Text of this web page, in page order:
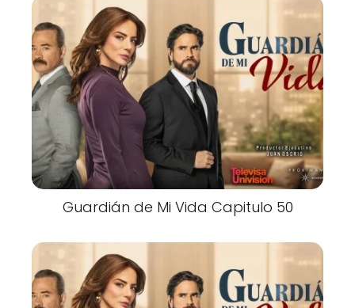
Guardián de Mi Vida Capitulo 50